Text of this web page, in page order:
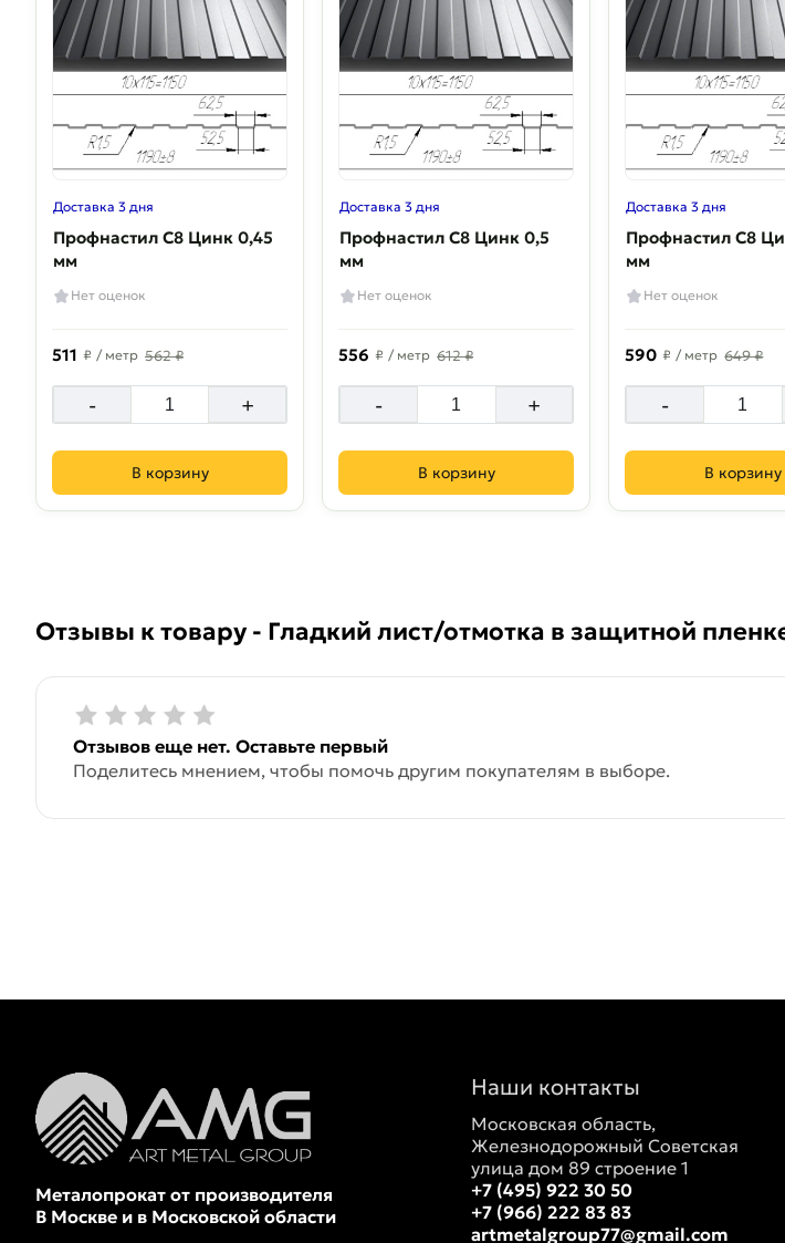
Доставка 3 дня
Профнастил С8 Цинк 0,45
мм
Нет оценок
511 ₽ / метр 562 ₽
- +
В корзину
Доставка 3 дня
Профнастил С8 Цинк 0,5
мм
Нет оценок
556 ₽ / метр 612 ₽
- +
В корзину
Доставка 3 дня
Профнастил С8 Цинк 0,55
мм
Нет оценок
590 ₽ / метр 649 ₽
-
В корзину
Отзывы к товару - Гладкий лист/отмотка в защитной
Отзывов еще нет. Оставьте первый
Поделитесь мнением, чтобы помочь другим покупателям в выборе.
Металопрокат от производителя
В Москве и в Московской области
Наши контакты
Московская область,
Железнодорожный Советская
улица дом 89 строение 1
+7 (495) 922 30 50
+7 (966) 222 83 83
artmetalgroup77@gmail.com